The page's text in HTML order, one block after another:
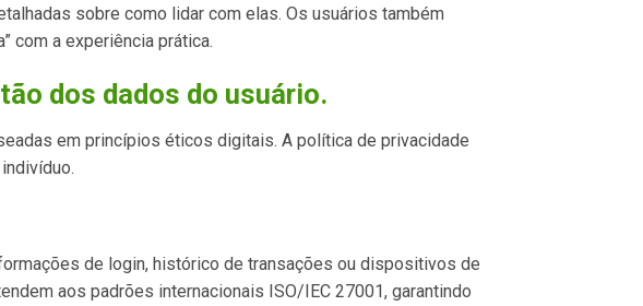
sobre como lidar com elas. Os usuários também
com a experiência prática.
dos dados do usuário.
em princípios éticos digitais. A política de privacidade
de login, histórico de transações ou dispositivos de
aos padrões internacionais ISO/IEC 27001, garantindo